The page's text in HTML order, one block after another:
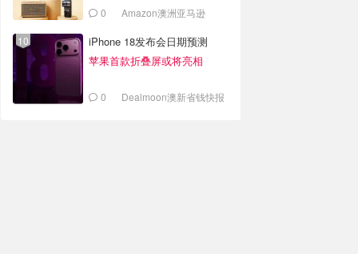
0 Amazon澳洲亚马逊
iPhone 18发布会日期预测
苹果首款折叠屏或将亮相
0 Dealmoon澳新省钱快报